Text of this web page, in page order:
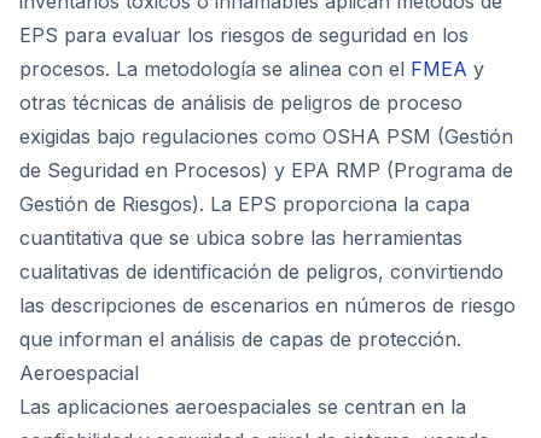
EPS para evaluar los riesgos de seguridad en los
procesos. La metodología se alinea con el FMEA y
otras técnicas de análisis de peligros de proceso
exigidas bajo regulaciones como OSHA PSM (Gestión
de Seguridad en Procesos) y EPA RMP (Programa de
Gestión de Riesgos). La EPS proporciona la capa
cuantitativa que se ubica sobre las herramientas
cualitativas de identificación de peligros, convirtiendo
las descripciones de escenarios en números de riesgo
que informan el análisis de capas de protección.
Aeroespacial
Las aplicaciones aeroespaciales se centran en la